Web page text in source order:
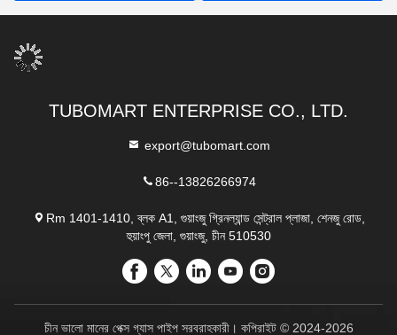
TUBOMART ENTERPRISE CO., LTD.
export@tubomart.com
86--13826266974
Rm 1401-1410, ব্লক A1, গুয়াংজু গ্রিনল্যান্ড সেন্ট্রাল প্লাজা, শেনজু রোড,
হুয়াংপু জেলা, গুয়াংজু, চীন 510530
চীন ভালো মানের পেক্স গ্যাস পাইপ সরবরাহকারী। কপিরাইট © 2024-2026